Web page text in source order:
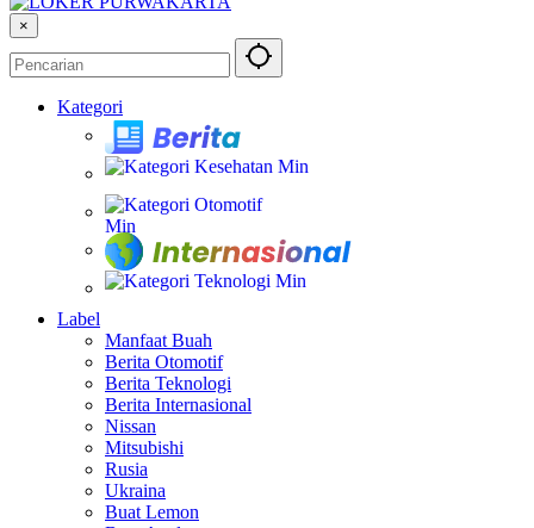
×
Kategori
Label
Manfaat Buah
Berita Otomotif
Berita Teknologi
Berita Internasional
Nissan
Mitsubishi
Rusia
Ukraina
Buat Lemon